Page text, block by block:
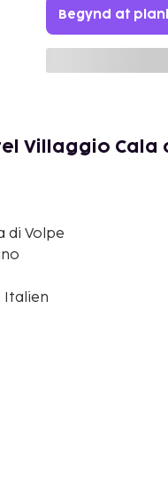
Begynd at
Villaggio Cala
di Volpe
Italien